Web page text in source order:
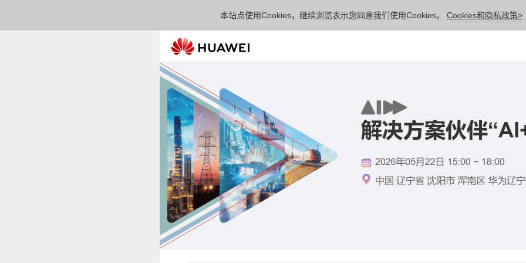
本站点使用Cookies，继续浏览表示您同意我们使用Cookies。 Cookies和隐私政策>